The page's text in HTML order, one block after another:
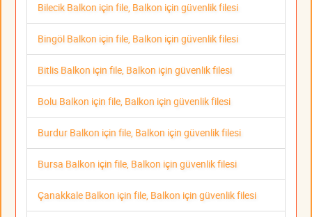
Bilecik Balkon için file, Balkon için güvenlik filesi
Bingöl Balkon için file, Balkon için güvenlik filesi
Bitlis Balkon için file, Balkon için güvenlik filesi
Bolu Balkon için file, Balkon için güvenlik filesi
Burdur Balkon için file, Balkon için güvenlik filesi
Bursa Balkon için file, Balkon için güvenlik filesi
Çanakkale Balkon için file, Balkon için güvenlik filesi